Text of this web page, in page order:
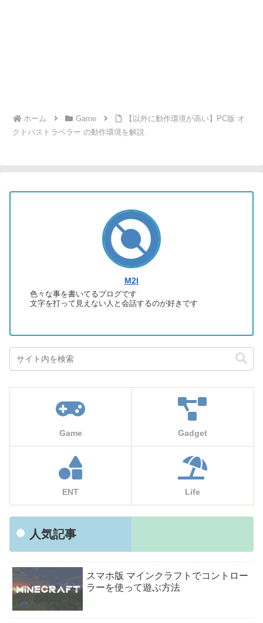
ホーム Game
【以外に動作環境が高い】PC版 オ
クトパストラベラー の動作環境を解説
M2I
色々な事を書いてるブログです
文字を打って見えない人と会話するのが好きです
Game Gadget
ENT Life
人気記事
スマホ版 マインクラフトでコントロー
ラーを使って遊ぶ方法